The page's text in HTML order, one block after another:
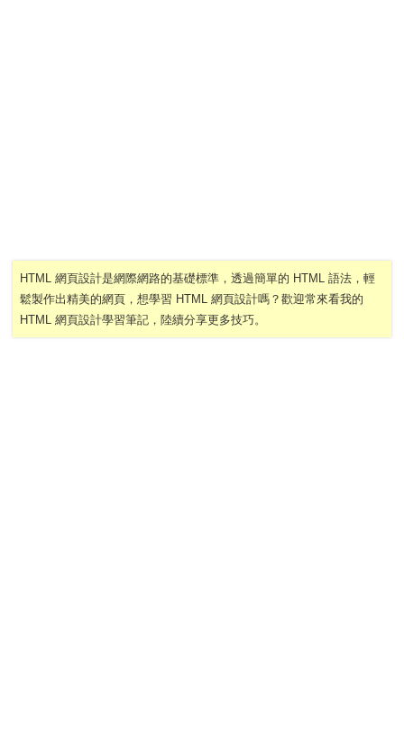
HTML 網頁設計是網際網路的基礎標準，透過簡單的 HTML 語法，輕
鬆製作出精美的網頁，想學習 HTML 網頁設計嗎？歡迎常來看我的
HTML 網頁設計學習筆記，陸續分享更多技巧。